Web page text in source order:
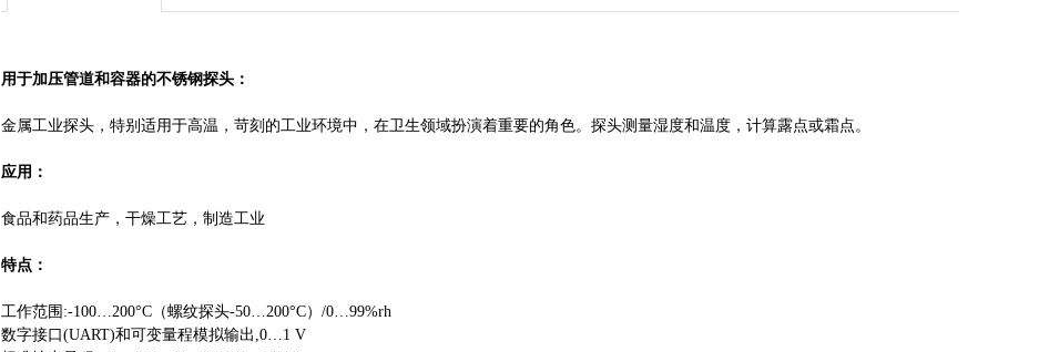
用于加压管道和容器的不锈钢探头：
金属工业探头，特别适用于高温，苛刻的工业环境中，在卫生领域扮演着重要的角色。探头测量湿度和温度，计算露点或霜点。
应用：
食品和药品生产，干燥工艺，制造工业
特点：
工作范围:-100…200°C（螺纹探头-50…200°C）/0…99%rh
数字接口(UART)和可变量程模拟输出,0…1 V